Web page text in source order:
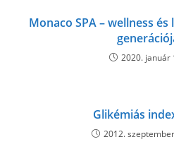
Monaco SPA – wellness
2020. január
Glikémiás
2012.